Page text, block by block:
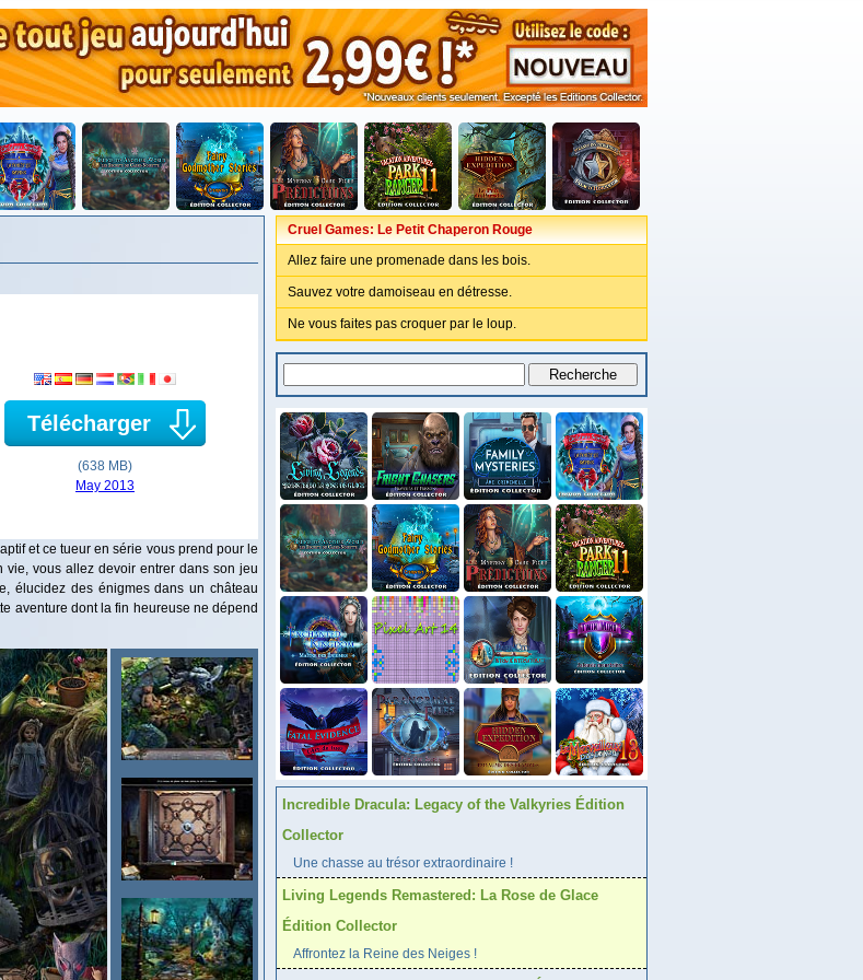
Télécharger
(638 MB)
May 2013
et ce tueur en série vous prend pour le
vous allez devoir entrer dans son jeu
élucidez des énigmes dans un château
aventure dont la fin heureuse ne dépend
Cruel Games: Le Petit Chaperon Rouge
Allez faire une promenade dans les bois.
Sauvez votre damoiseau en détresse.
Ne vous faites pas croquer par le loup.
Incredible Dracula: Legacy of the Valkyries Édition
Collector
Une chasse au trésor extraordinaire !
Living Legends Remastered: La Rose de Glace
Édition Collector
Affrontez la Reine des Neiges !